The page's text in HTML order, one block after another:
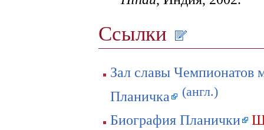
Ссылки
Зал славы Чемпионатов
Планичка
(англ.)
Биография Планички